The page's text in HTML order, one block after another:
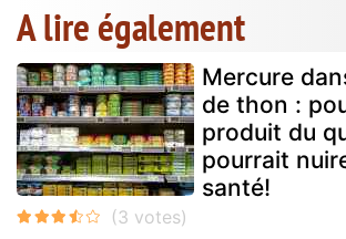
A lire également
Mercure
de thon :
produit du
pourrait
santé!